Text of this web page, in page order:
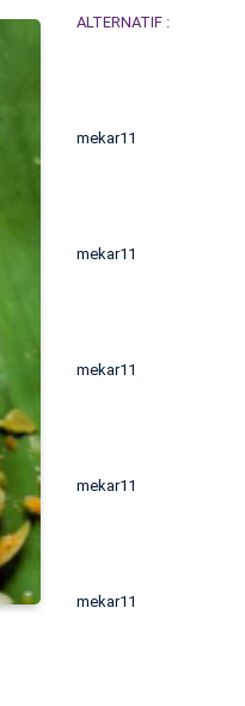
ALTERNATIF :
mekar11
mekar11
mekar11
mekar11
mekar11